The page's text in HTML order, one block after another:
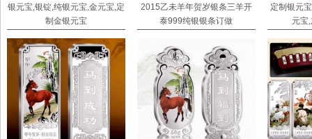
银元宝,银锭,纯银元宝,金元宝,定
制金银元宝
2015乙未羊年贺岁银条三羊开
泰999纯银银条订做
定制银元
元宝